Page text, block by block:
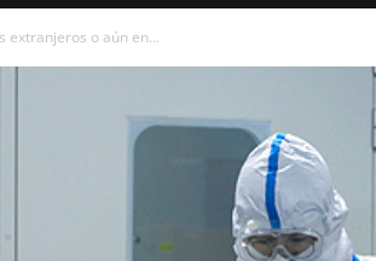
extranjeros o aún en...